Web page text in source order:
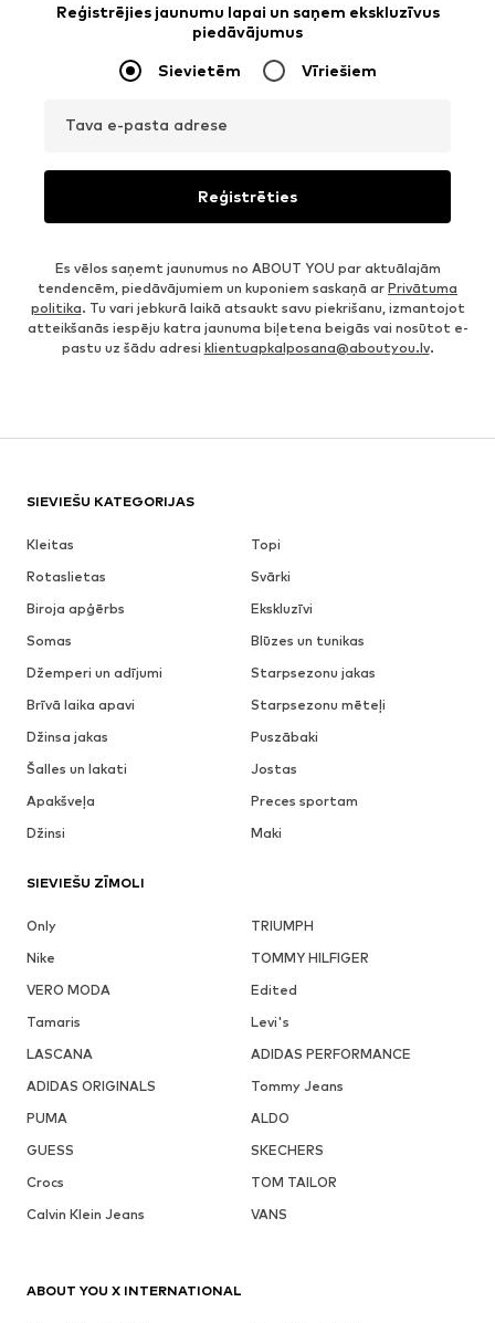
Reģistrējies jaunumu lapai un saņem ekskluzīvus
piedāvājumus
Sievietēm Vīriešiem
Tava e-pasta adrese
Reģistrēties
Es vēlos saņemt jaunumus no ABOUT YOU par aktuālajām
tendencēm, piedāvājumiem un kuponiem saskaņā ar Privātuma
politika. Tu vari jebkurā laikā atsaukt savu piekrišanu, izmantojot
atteikšanās iespēju katra jaunuma biļetena beigās vai nosūtot e-
pastu uz šādu adresi klientuapkalposana@aboutyou.lv.
SIEVIEŠU KATEGORIJAS
Kleitas
Topi
Rotaslietas
Svārki
Biroja apģērbs
Ekskluzīvi
Somas
Blūzes un tunikas
Džemperi un adījumi
Starpsezonu jakas
Brīvā laika apavi
Starpsezonu mēteļi
Džinsa jakas
Puszābaki
Šalles un lakati
Jostas
Apakšveļa
Preces sportam
Džinsi
Maki
SIEVIEŠU ZĪMOLI
Only
TRIUMPH
Nike
TOMMY HILFIGER
VERO MODA
Edited
Tamaris
Levi's
LASCANA
ADIDAS PERFORMANCE
ADIDAS ORIGINALS
Tommy Jeans
PUMA
ALDO
GUESS
SKECHERS
Crocs
TOM TAILOR
Calvin Klein Jeans
VANS
ABOUT YOU X INTERNATIONAL